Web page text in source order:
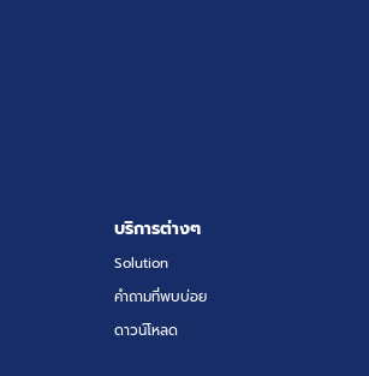
บริการต่างๆ
Solution
คำถามที่พบบ่อย
ดาวน์โหลด